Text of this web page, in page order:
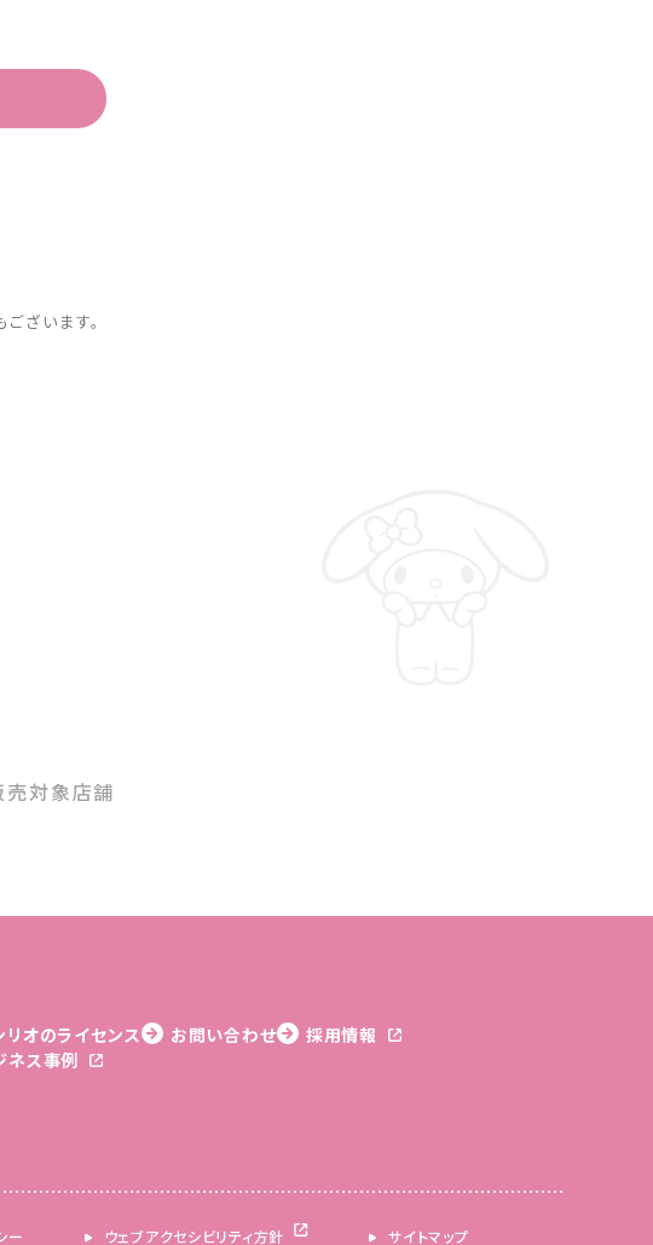
ざいます。
売対象店舗
リオのライセンス
ネス事例
お問い合わせ 採用情報
ー ウェブアクセシビリティ方針 サイトマップ